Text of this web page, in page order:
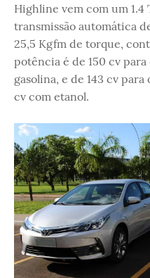
Highline vem com um 1.4
transmissão automática
25,5 Kgfm de torque,
potência é de 150 cv
gasolina, e de 143 cv para
cv com etanol.